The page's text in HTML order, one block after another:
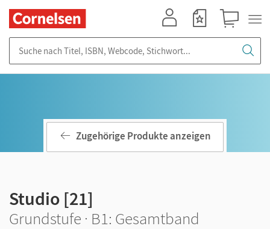
Zugehörige Produkte anzeigen
Studio [21]
Grundstufe · B1: Gesamtband